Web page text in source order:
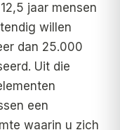
jaar mensen
willen
dan 25.000
Uit die
een
waarin u zich